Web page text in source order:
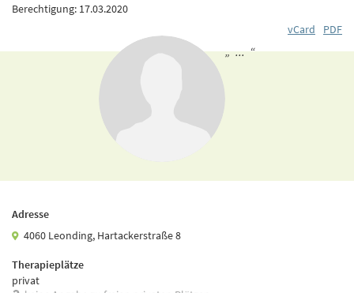
Berechtigung: 17.03.2020
vCard
PDF
„ ... “
Adresse
4060 Leonding, Hartackerstraße 8
Therapieplätze
privat